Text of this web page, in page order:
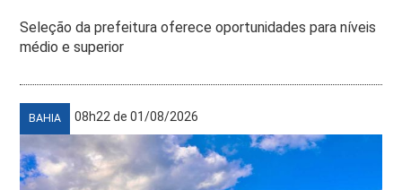
Seleção da prefeitura oferece oportunidades para níveis
médio e superior
BAHIA 08h22 de 01/08/2026